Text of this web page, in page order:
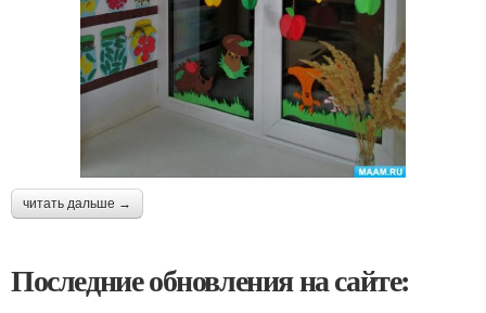
читать дальше →
Последние обновления на сайте: